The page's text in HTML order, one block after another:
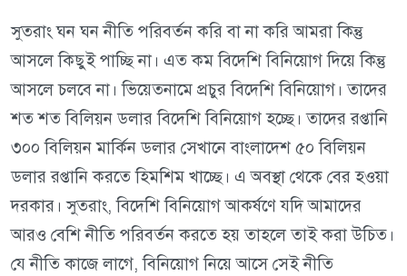
সুতরাং ঘন ঘন নীতি পরিবর্তন করি বা না করি আমরা কিন্তু
আসলে কিছুই পাচ্ছি না। এত কম বিদেশি বিনিয়োগ দিয়ে কিন্তু
আসলে চলবে না। ভিয়েতনামে প্রচুর বিদেশি বিনিয়োগ। তাদের
শত শত বিলিয়ন ডলার বিদেশি বিনিয়োগ হচ্ছে। তাদের রপ্তানি
৩০০ বিলিয়ন মার্কিন ডলার সেখানে বাংলাদেশ ৫০ বিলিয়ন
ডলার রপ্তানি করতে হিমশিম খাচ্ছে। এ অবস্থা থেকে বের হওয়া
দরকার। সুতরাং, বিদেশি বিনিয়োগ আকর্ষণে যদি আমাদের
আরও বেশি নীতি পরিবর্তন করতে হয় তাহলে তাই করা উচিত।
যে নীতি কাজে লাগে, বিনিয়োগ নিয়ে আসে সেই নীতি